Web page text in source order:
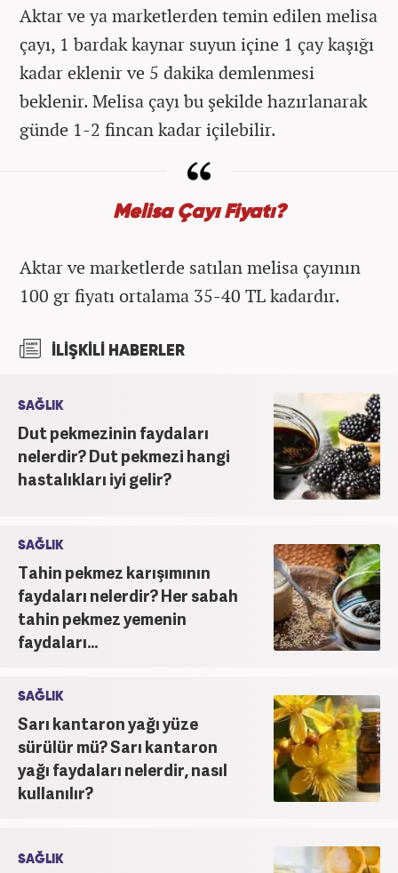
Aktar ve ya marketlerden temin edilen melisa
çayı, 1 bardak kaynar suyun içine 1 çay kaşığı
kadar eklenir ve 5 dakika demlenmesi
beklenir. Melisa çayı bu şekilde hazırlanarak
günde 1-2 fincan kadar içilebilir.
Melisa Çayı Fiyatı?
Aktar ve marketlerde satılan melisa çayının
100 gr fiyatı ortalama 35-40 TL kadardır.
İLİŞKİLİ HABERLER
SAĞLIK
Dut pekmezinin faydaları
nelerdir? Dut pekmezi hangi
hastalıkları iyi gelir?
SAĞLIK
Tahin pekmez karışımının
faydaları nelerdir? Her sabah
tahin pekmez yemenin
faydaları...
SAĞLIK
Sarı kantaron yağı yüze
sürülür mü? Sarı kantaron
yağı faydaları nelerdir, nasıl
kullanılır?
SAĞLIK